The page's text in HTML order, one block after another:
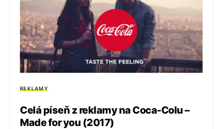
REKLAMY
Celá píseň z reklamy na Coca-Colu –
Made for you (2017)